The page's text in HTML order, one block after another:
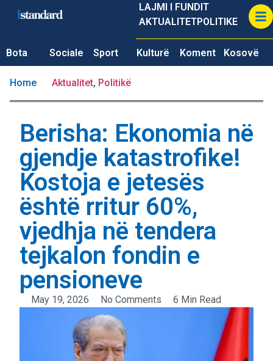
LAJMI I FUNDIT
AKTUALITETPOLITIKE
Bota Sociale Sport Kulturë Koment Kosovë
Home Aktualitet, Politikë
Berisha: Ekonomia në
gjendje katastrofike!
Kostoja e jetesës
është rritur 60%,
vjedhja në tendera
tejkalon fondin e
pensioneve
May 19, 2026 No Comments 6 Min Read